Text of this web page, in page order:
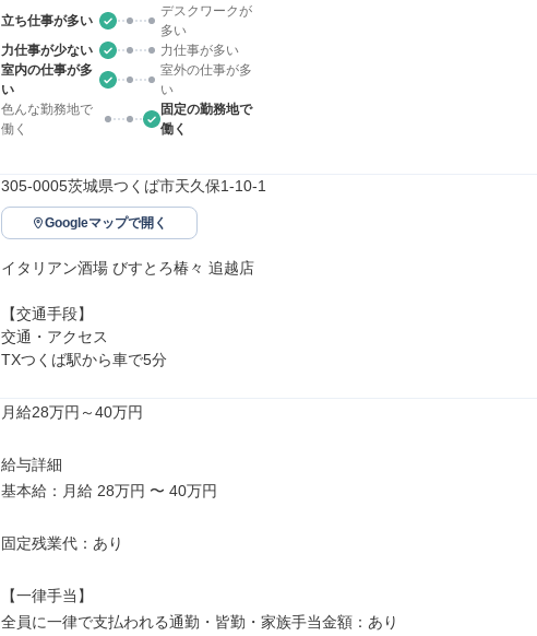
立ち仕事が多い
デスクワークが
多い
力仕事が少ない
力仕事が多い
室内の仕事が多
い
室外の仕事が多
い
色んな勤務地で
働く
固定の勤務地で
働く
305-0005茨城県つくば市天久保1-10-1
Googleマップで開く
イタリアン酒場 びすとろ椿々 追越店
【交通手段】
交通・アクセス
TXつくば駅から車で5分
月給28万円～40万円
給与詳細
基本給：月給 28万円 〜 40万円
固定残業代：あり
【一律手当】
全員に一律で支払われる通勤・皆勤・家族手当金額：あり